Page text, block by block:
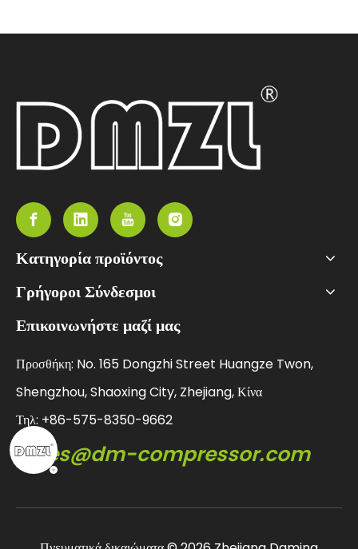
Κατηγορία προϊόντος
Γρήγοροι Σύνδεσμοι
Επικοινωνήστε μαζί μας
Προσθήκη: No. 165 Dongzhi Street Huangze Twon,
Shengzhou, Shaoxing City, Zhejiang, Κίνα
Τηλ: +86-575-8350-9662
sales@dm-compressor.com